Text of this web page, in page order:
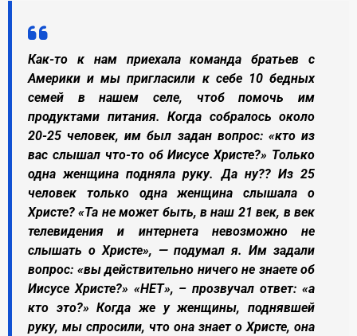
Как-то к нам приехала команда братьев с
Америки и мы пригласили к себе 10 бедных
семей в нашем селе, чтоб помочь им
продуктами питания. Когда собралось около
20-25 человек, им был задан вопрос: «кто из
вас слышал что-то об Иисусе Христе?» Только
одна женщина подняла руку. Да ну?? Из 25
человек только одна женщина слышала о
Христе? «Та не может быть, в наш 21 век, в век
телевидения и интернета невозможно не
слышать о Христе», — подумал я. Им задали
вопрос: «вы действительно ничего не знаете об
Иисусе Христе?» «НЕТ», – прозвучал ответ: «а
кто это?» Когда же у женщины, поднявшей
руку, мы спросили, что она знает о Христе, она